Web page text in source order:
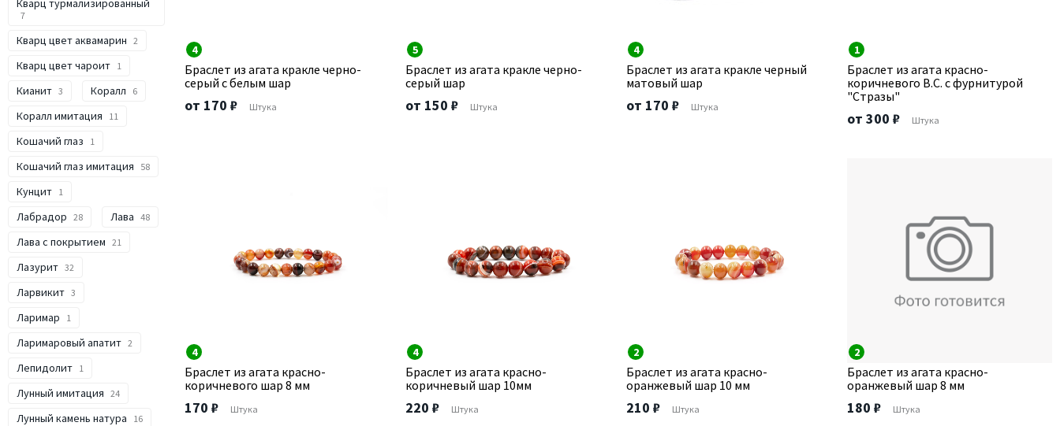
Кварц турмализированный
7
Кварц цвет аквамарин 2
Кварц цвет чароит 1
Кианит 3 Коралл 6
Коралл имитация 11
Кошачий глаз 1
Кошачий глаз имитация 58
Кунцит 1
Лабрадор 28 Лава 48
Лава с покрытием 21
Лазурит 32
Ларвикит 3
Ларимар 1
Ларимаровый апатит 2
Лепидолит 1
Лунный имитация 24
Лунный камень натура 16
4
Браслет из агата кракле черно-
серый с белым шар
от 170 ₽ Штука
5
Браслет из агата кракле черно-
серый шар
от 150 ₽ Штука
4
Браслет из агата кракле черный
матовый шар
от 170 ₽ Штука
1
Браслет из агата красно-
коричневого В.С. с фурнитурой
"Стразы"
от 300 ₽ Штука
4
Браслет из агата красно-
коричневого шар 8 мм
170 ₽ Штука
4
Браслет из агата красно-
коричневый шар 10мм
220 ₽ Штука
2
Браслет из агата красно-
оранжевый шар 10 мм
210 ₽ Штука
2
Браслет из агата красно-
оранжевый шар 8 мм
180 ₽ Штука